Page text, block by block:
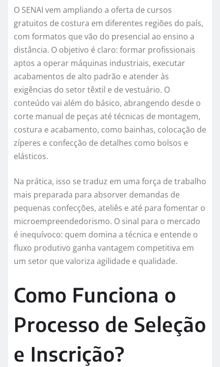
O SENAI vem ampliando a oferta de cursos
gratuitos de costura em diferentes regiões do país,
com formatos que vão do presencial ao ensino a
distância. O objetivo é claro: formar profissionais
aptos a operar máquinas industriais, executar
acabamentos de alto padrão e atender às
exigências do setor têxtil e de vestuário. O
conteúdo vai além do básico, abrangendo desde o
corte manual de peças até técnicas de montagem,
costura e acabamento, como bainhas, colocação de
zíperes e confecção de detalhes como bolsos e
elásticos.
Na prática, isso se traduz em uma força de trabalho
mais preparada para absorver demandas de
pequenas confecções, ateliês e até para fomentar o
microempreendedorismo. O sinal para o mercado
é inequívoco: quem domina a técnica e entende o
fluxo produtivo ganha vantagem competitiva em
um setor que valoriza agilidade e qualidade.
Como Funciona o
Processo de Seleção
e Inscrição?